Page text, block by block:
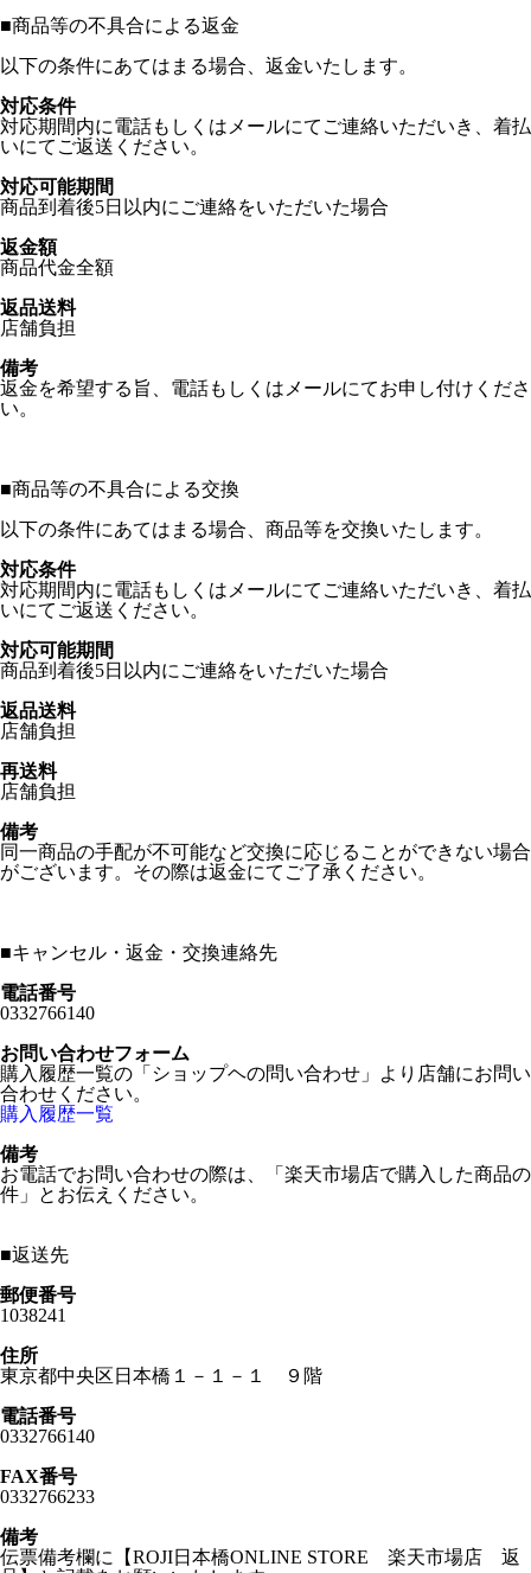
■商品等の不具合による返金
以下の条件にあてはまる場合、返金いたします。
対応条件
対応期間内に電話もしくはメールにてご連絡いただいき、着払
いにてご返送ください。
対応可能期間
商品到着後5日以内にご連絡をいただいた場合
返金額
商品代金全額
返品送料
店舗負担
備考
返金を希望する旨、電話もしくはメールにてお申し付けくださ
い。
■商品等の不具合による交換
以下の条件にあてはまる場合、商品等を交換いたします。
対応条件
対応期間内に電話もしくはメールにてご連絡いただいき、着払
いにてご返送ください。
対応可能期間
商品到着後5日以内にご連絡をいただいた場合
返品送料
店舗負担
再送料
店舗負担
備考
同一商品の手配が不可能など交換に応じることができない場合
がございます。その際は返金にてご了承ください。
■キャンセル・返金・交換連絡先
電話番号
0332766140
お問い合わせフォーム
購入履歴一覧の「ショップヘの問い合わせ」より店舗にお問い
合わせください。
購入履歴一覧
備考
お電話でお問い合わせの際は、「楽天市場店で購入した商品の
件」とお伝えください。
■返送先
郵便番号
1038241
住所
東京都中央区日本橋１－１－１ ９階
電話番号
0332766140
FAX番号
0332766233
備考
伝票備考欄に【ROJI日本橋ONLINE STORE 楽天市場店 返